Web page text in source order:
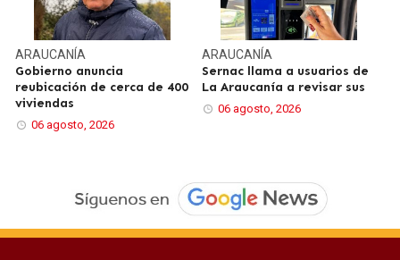
ARAUCANÍA
Gobierno anuncia
reubicación de cerca de 400
viviendas
06 agosto, 2026
ARAUCANÍA
Sernac llama a usuarios de
La Araucanía a revisar sus
06 agosto, 2026